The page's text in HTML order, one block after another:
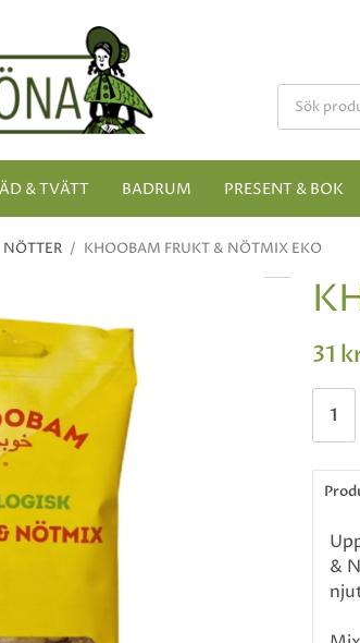
& TVÄTT BADRUM PRESENT & BOK
NÖTTER / KHOOBAM FRUKT & NÖTMIX EKO
31
&